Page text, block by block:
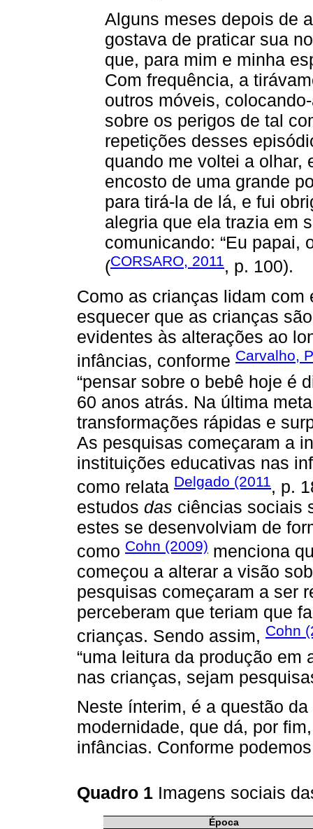
Alguns meses depois de
gostava de praticar sua
que, para mim e minha
Com frequência, a
outros móveis,
sobre os perigos de tal
repetições desses
quando me voltei a olhar,
encosto de uma grande
para tirá-la de lá, e fui
alegria que ela trazia em
comunicando: “Eu papai,
(CORSARO, 2011, p. 100).
Como as crianças lidam
esquecer que as crianças
evidentes às alterações ao
infâncias, conforme Carvalho,
“pensar sobre o bebê hoje é
60 anos atrás. Na última
transformações rápidas e
As pesquisas começaram a
instituições educativas nas
como relata Delgado (2011 , p.
estudos das ciências sociais
estes se desenvolviam de
como Cohn (2009) menciona
começou a alterar a visão
pesquisas começaram a ser
perceberam que teriam que
crianças. Sendo assim, Cohn
“uma leitura da produção
nas crianças, sejam
Neste ínterim, é a questão
modernidade, que dá, por
infâncias. Conforme
Quadro 1 Imagens sociais
Época